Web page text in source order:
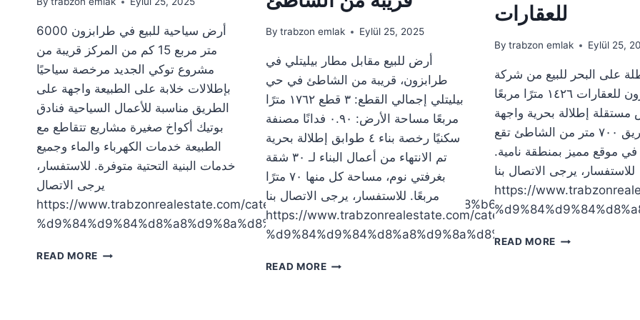
أرض سياحية للبيع في طرابزون 6000
متر مربع 15 كم من المركز قريبة من
مشروع توكي الجديد مرخصة سياحيًا
بإطلالات خلابة على الطبيعة واجهة على
الطريق مناسبة للأعمال السياحية فنادق
بوتيك أكواخ صغيرة مشاريع تتقاطع مع
الطبيعة خدمات الكهرباء والماء وجميع
خدمات البنية التحتية متوفرة. للاستفسار،
يرجى الاتصال
https://www.trabzonrealestate.com/category/%d8%a7%d8%b1%d8%a7%d8%b6%d9%8a-
%d9%84%d9%84%d8%a8%d9%8a%d8%b9
READ MORE أرض
By trabzon emlak Eylül 25, 2025
أرض للبيع مقابل مطار بيليتلي في
طرابزون، قريبة من الشاطئ في حي
بيليتلي إجمالي القطع: ٣ قطع ١٧٦٢ مترًا
مربعًا مساحة الأرض: ٠.٩٠ فدانًا مصنفة
سكنيًا رخصة بناء ٤ طوابق إطلالة بحرية
تم الانتهاء من أعمال البناء لـ ٣٠ شقة
بغرفتي نوم، مساحة كل منها ٧٠ مترًا
مربعًا. للاستفسار، يرجى الاتصال بنا
https://www.trabzonrealestate.com/category/
%d9%84%d9%84%d8%a8%d9%8a%d8%b9
READ MOREأرض
للعقارات
By trabzon emlak Eylül 25,
على البحر للبيع من شركة
طرابزون للعقارات ١٤٢٦ مترًا مربعًا
إطلالة بحرية واجهة
على الطريق ٧٠٠ متر من الشاطئ تقع
في موقع مميز بمنطقة نامية.
للاستفسار، يرجى الاتصال بنا
https://
READ MORE أرض